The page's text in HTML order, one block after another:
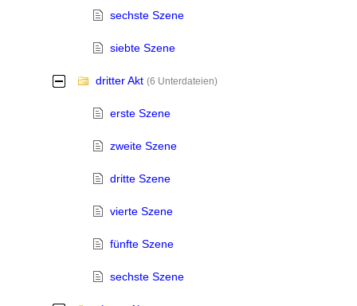
sechste Szene
siebte Szene
- dritter Akt (6 Unterdateien)
erste Szene
zweite Szene
dritte Szene
vierte Szene
fünfte Szene
sechste Szene